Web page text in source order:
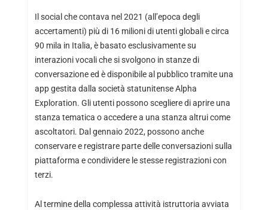
Il social che contava nel 2021 (all’epoca degli
accertamenti) più di 16 milioni di utenti globali e circa
90 mila in Italia, è basato esclusivamente su
interazioni vocali che si svolgono in stanze di
conversazione ed è disponibile al pubblico tramite una
app gestita dalla società statunitense Alpha
Exploration. Gli utenti possono scegliere di aprire una
stanza tematica o accedere a una stanza altrui come
ascoltatori. Dal gennaio 2022, possono anche
conservare e registrare parte delle conversazioni sulla
piattaforma e condividere le stesse registrazioni con
terzi.
Al termine della complessa attività istruttoria avviata